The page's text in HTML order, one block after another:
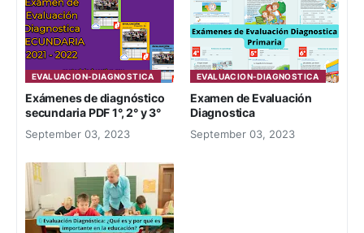
EVALUACION-DIAGNOSTICA
Exámenes de diagnóstico
secundaria PDF 1°, 2° y 3°
September 03, 2023
EVALUACION-DIAGNOSTICA
Examen de Evaluación
Diagnostica
September 03, 2023